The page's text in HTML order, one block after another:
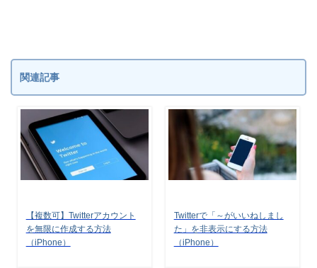
関連記事
【複数可】Twitterアカウント
を無限に作成する方法
（iPhone）
Twitterで「～がいいねしまし
た」を非表示にする方法
（iPhone）